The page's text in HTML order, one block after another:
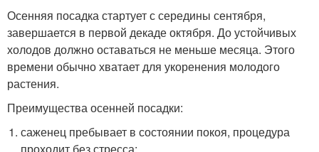
Осенняя посадка стартует с середины сентября,
завершается в первой декаде октября. До устойчивых
холодов должно оставаться не меньше месяца. Этого
времени обычно хватает для укоренения молодого
растения.
Преимущества осенней посадки:
саженец пребывает в состоянии покоя, процедура
проходит без стресса;